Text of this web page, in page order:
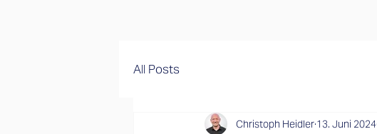
All Posts
Christoph Heidler 13. Juni 2024